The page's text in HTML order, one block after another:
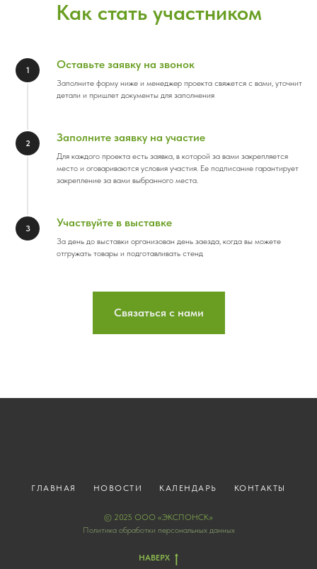
Как стать участником
1 Оставьте заявку на звонок
Заполните форму ниже и менеджер проекта свяжется с вами, уточнит
детали и пришлет документы для заполнения
2 Заполните заявку на участие
Для каждого проекта есть заявка, в которой за вами закрепляется
место и оговариваются условия участия. Ее подписание гарантирует
закрепление за вами выбранного места.
3 Участвуйте в выставке
За день до выставки организован день заезда, когда вы можете
отгружать товары и подготавливать стенд
Связаться с нами
ГЛАВНАЯ НОВОСТИ КАЛЕНДАРЬ КОНТАКТЫ
© 2025 ООО «ЭКСПОНСК»
Политика обработки персональных данных
НАВЕРХ